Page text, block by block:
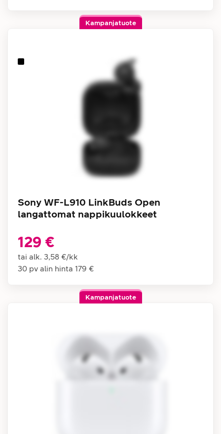
Kampanjatuote
Sony WF-L910 LinkBuds Open
langattomat nappikuulokkeet
129 €
tai alk. 3,58 €/kk
30 pv alin hinta 179 €
Kampanjatuote